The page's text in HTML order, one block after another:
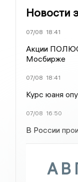
Новости
07/08 18:41
Акции
Мосбирже
07/08 18:41
Курс юаня
07/08 16:50
В России